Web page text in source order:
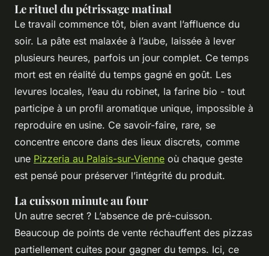
Le rituel du pétrissage matinal
Le travail commence tôt, bien avant l’affluence du
soir. La pâte est malaxée à l’aube, laissée à lever
plusieurs heures, parfois un jour complet. Ce temps
mort est en réalité du temps gagné en goût. Les
levures locales, l’eau du robinet, la farine bio - tout
participe à un profil aromatique unique, impossible à
reproduire en usine. Ce savoir-faire, rare, se
concentre encore dans des lieux discrets, comme
une Pizzeria au Palais-sur-Vienne où chaque geste
est pensé pour préserver l’intégrité du produit.
La cuisson minute au four
Un autre secret ? L’absence de pré-cuisson.
Beaucoup de points de vente réchauffent des pizzas
partiellement cuites pour gagner du temps. Ici, ce